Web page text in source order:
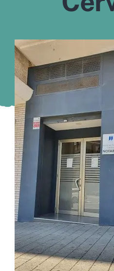
Vigo
Córdoba
Todas las CCAA